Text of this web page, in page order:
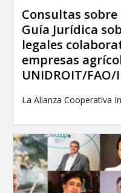
Consultas
Guía Jurídica
legales
empresas
UNIDROIT/FAO/
La Alianza Cooperativa